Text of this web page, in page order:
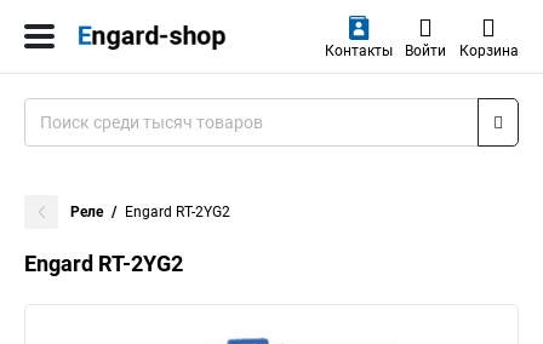
Контакты Войти Корзина
Реле Engard RT-2YG2
Engard RT-2YG2